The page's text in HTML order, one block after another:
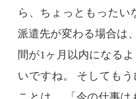
ら、ちょっともったい
派遣先が変わる場合は
間が1ヶ月以内になる
いですね。 そしても